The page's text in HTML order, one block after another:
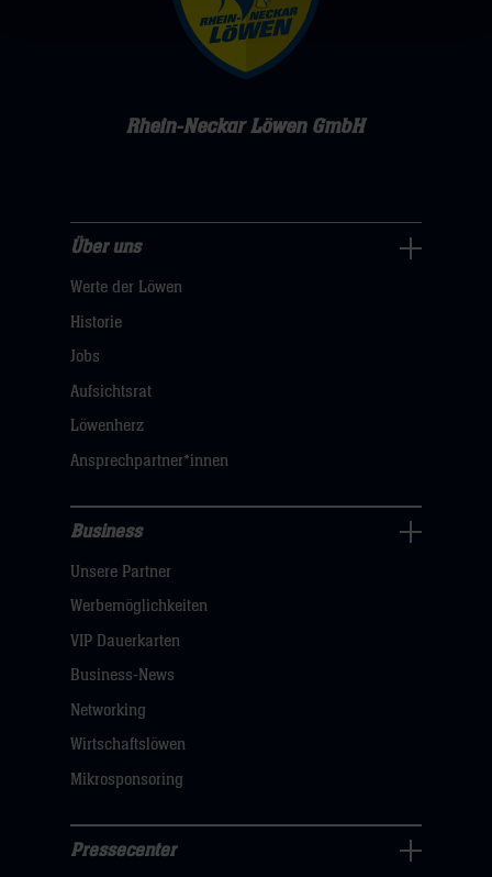
Rhein-Neckar Löwen GmbH
uns
Navigation
öffnen,
hier
Über uns
Werte der Löwen
Historie
Jobs
Aufsichtsrat
Löwenherz
Ansprechpartner*innen
Navigation
öffnen,
dann
klicken
Business
Unsere Partner
Werbemöglichkeiten
VIP Dauerkarten
Business-News
Networking
Wirtschaftslöwen
Mikrosponsoring
Pressecenter